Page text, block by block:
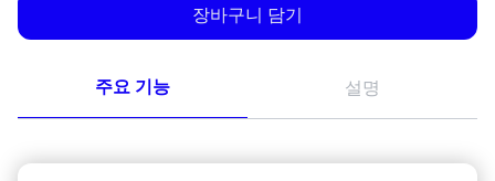
장바구니 담기
주요 기능 설명